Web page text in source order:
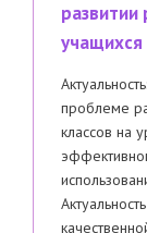
учащихся
проблеме
классов на